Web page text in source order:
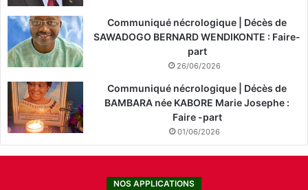
Communiqué nécrologique | Décès de
SAWADOGO BERNARD WENDIKONTE : Faire-
part
26/06/2026
Communiqué nécrologique | Décès de
BAMBARA née KABORE Marie Josephe :
Faire -part
01/06/2026
NOS APPLICATIONS